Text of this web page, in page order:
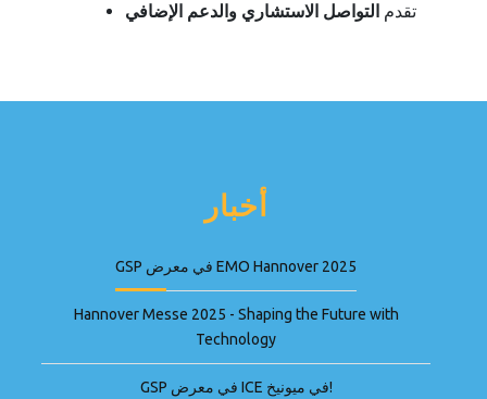
تقدمالتواصل الاستشاري والدعم الإضافي
أخبار
GSP في معرض EMO Hannover 2025
Hannover Messe 2025 - Shaping the Future with
Technology
GSP في معرض ICE في ميونيخ!